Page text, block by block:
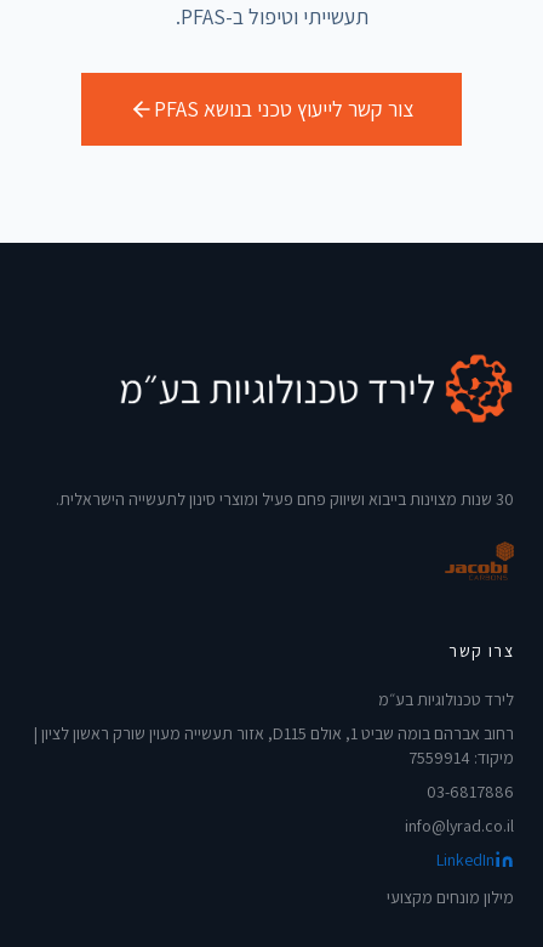
תעשייתי וטיפול ב-PFAS.
צור קשר לייעוץ טכני בנושא PFAS
30 שנות מצוינות בייבוא ושיווק פחם פעיל ומוצרי סינון לתעשייה הישראלית.
צרו קשר
לירד טכנולוגיות בע״מ
רחוב אברהם בומה שביט 1, אולם D115, אזור תעשייה מעוין שורק ראשון לציון |
מיקוד: 7559914
03-6817886
info@lyrad.co.il
LinkedIn
מילון מונחים מקצועי